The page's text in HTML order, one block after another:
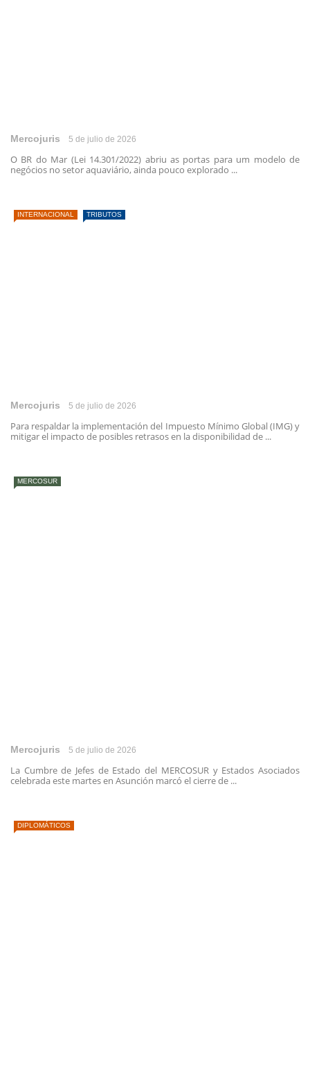
Mercojuris 5 de julio de 2026
O BR do Mar (Lei 14.301/2022) abriu as portas para um modelo de
negócios no setor aquaviário, ainda pouco explorado ...
INTERNACIONAL TRIBUTOS
Mercojuris 5 de julio de 2026
Para respaldar la implementación del Impuesto Mínimo Global (IMG) y
mitigar el impacto de posibles retrasos en la disponibilidad de ...
MERCOSUR
Mercojuris 5 de julio de 2026
La Cumbre de Jefes de Estado del MERCOSUR y Estados Asociados
celebrada este martes en Asunción marcó el cierre de ...
DIPLOMÁTICOS